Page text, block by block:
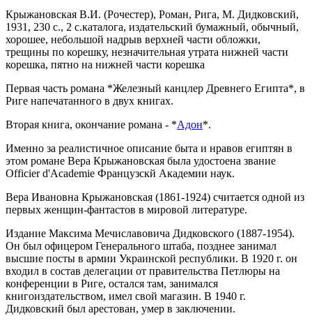
Крыжановская В.И. (Рочестер), Роман, Рига, М. Дидковский,
1931, 230 с., 2 с.каталога, издательский бумажный, обычный,
хорошее, небольшой надрыв верхней части обложки,
трещины по корешку, незначительная утрата нижней части
корешка, пятно на нижней части корешка
Первая часть романа *Железный канцлер Древнего Египта*, в
Риге напечатанного в двух книгах.
Вторая книга, окончание романа - *Адон*.
Именно за реалистичное описание быта и нравов египтян в
этом романе Вера Крыжановская была удостоена звание
Officier d'Academie Французскй Академии наук.
Вера Ивановна Крыжановская (1861-1924) считается одной из
первых женщин-фантастов в мировой литературе.
Издание Максима Мечиславовича Дидковского (1887-1954).
Он был офицером Генерального штаба, позднее занимал
высшие посты в армии Украинской республики. В 1920 г. он
входил в состав делегации от правительства Петлюры на
конференции в Риге, остался там, занимался
книгоиздательством, имел свой магазин. В 1940 г.
Дидковский был арестован, умер в заключении.